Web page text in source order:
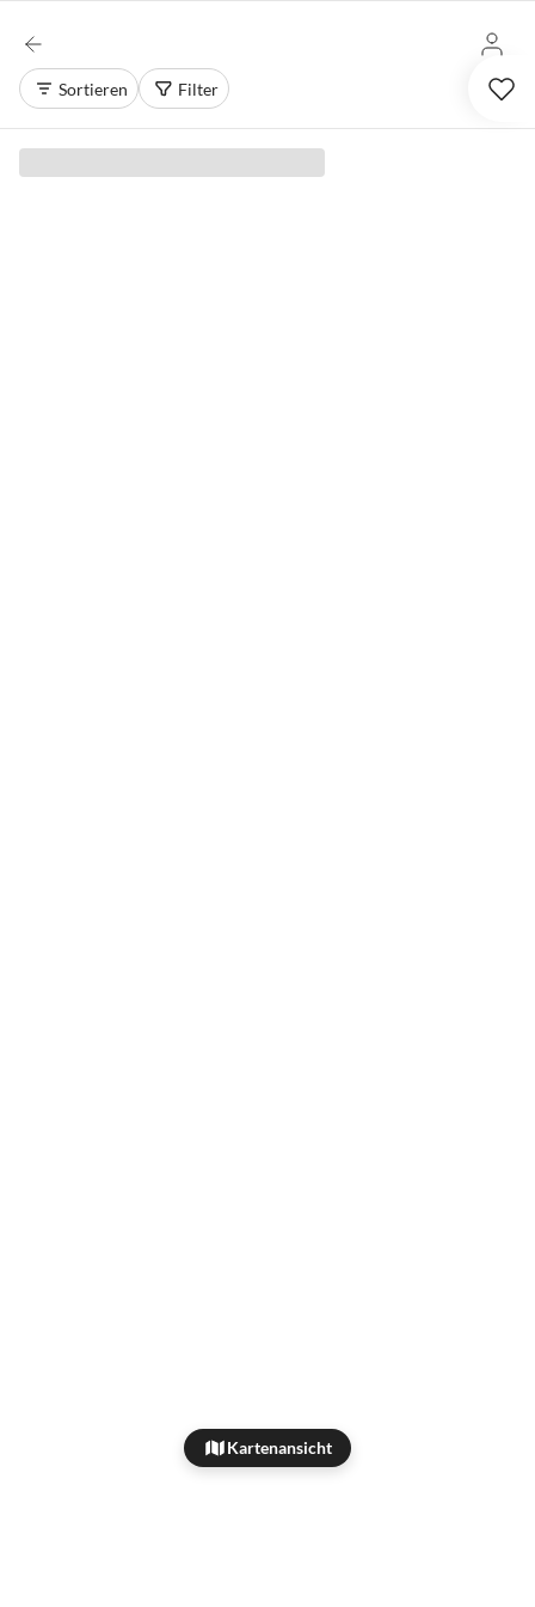
Sortieren Filter
Kartenansicht